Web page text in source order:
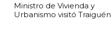
Ministro de Vivienda y
Urbanismo visitó Traiguén